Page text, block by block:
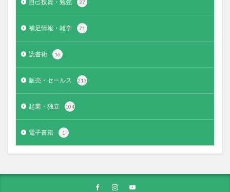
自己投資・勉強 27
補足情報・雑学 71
読書術 16
販売・セールス 213
起業・独立 104
電子書籍 1